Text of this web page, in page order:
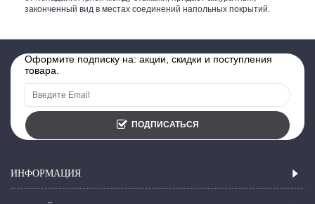
законченный вид в местах соединений напольных покрытий.
Оформите подписку на: акции, скидки и поступления
товара.
ПОДПИСАТЬСЯ
ИНФОРМАЦИЯ